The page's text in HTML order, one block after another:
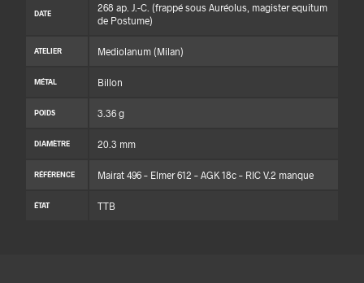
DATE
268 ap. J.-C. (frappé sous Auréolus, magister equitum
de Postume)
ATELIER Mediolanum (Milan)
MÉTAL Billon
POIDS 3.36 g
DIAMÈTRE 20.3 mm
RÉFÉRENCE Mairat 496 – Elmer 612 – AGK 18c – RIC V.2 manque
ÉTAT TTB